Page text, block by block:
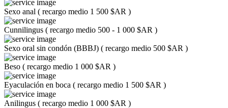
Sexo anal ( recargo medio 1 500 $AR )
Cunnilingus ( recargo medio 500 - 1 000 $AR )
Sexo oral sin condón (BBBJ) ( recargo medio 500 $AR )
Beso ( recargo medio 1 000 $AR )
Eyaculación en boca ( recargo medio 1 500 $AR )
Anilingus ( recargo medio 1 000 $AR )